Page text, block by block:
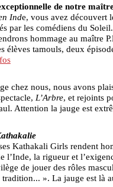
de notre
Inde, vous avez découvert
par les comédiens du
hommage au maître
élèves tamouls, deux
chez nous, nous avons
L’Arbre, et rejoints
Attention la jauge est
Kathakali Girls rendent
la rigueur et
de jouer des rôles
». La jauge est là